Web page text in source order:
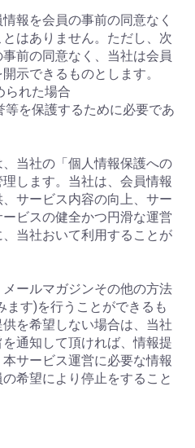
報を会員の事前の同意なく
はありません。ただし、次
前の同意なく、当社は会員
示できるものとします。
られた場合
を保護するために必要であ
当社の「個人情報保護への
します。当社は、会員情報
サービス内容の向上、サー
ビスの健全かつ円滑な運営
当社おいて利用することが
ールマガジンその他の方法
ます)を行うことができるも
を希望しない場合は、当社
通知して頂ければ、情報提
サービス運営に必要な情報
希望により停止をすること